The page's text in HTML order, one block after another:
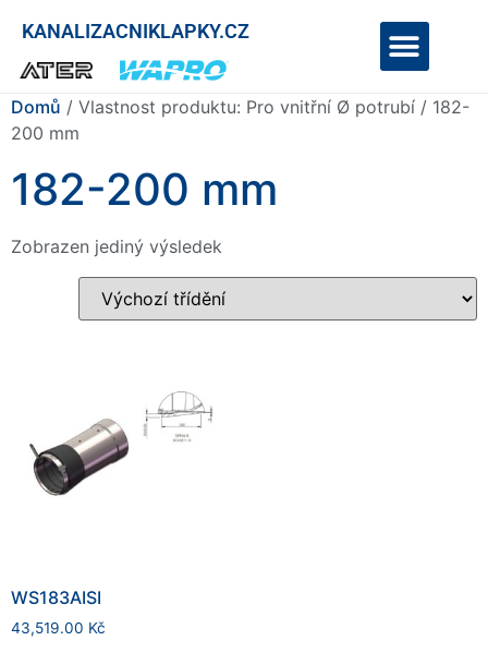
KANALIZACNIKLAPKY.CZ
Domů / Vlastnost produktu: Pro vnitřní Ø potrubí / 182-
200 mm
182-200 mm
Zobrazen jediný výsledek
WS183AISI
43,519.00 Kč